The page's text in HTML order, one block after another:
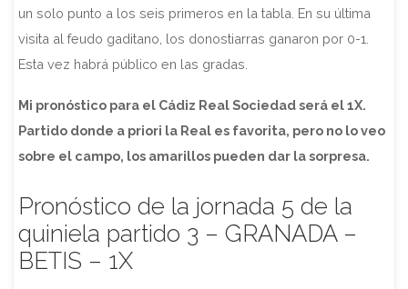
un solo punto a los seis primeros en la tabla. En su última
visita al feudo gaditano, los donostiarras ganaron por 0-1.
Esta vez habrá público en las gradas.
Mi pronóstico para el Cádiz Real Sociedad será el 1X.
Partido donde a priori la Real es favorita, pero no lo veo
sobre el campo, los amarillos pueden dar la sorpresa.
Pronóstico de la jornada 5 de la
quiniela partido 3 – GRANADA –
BETIS – 1X